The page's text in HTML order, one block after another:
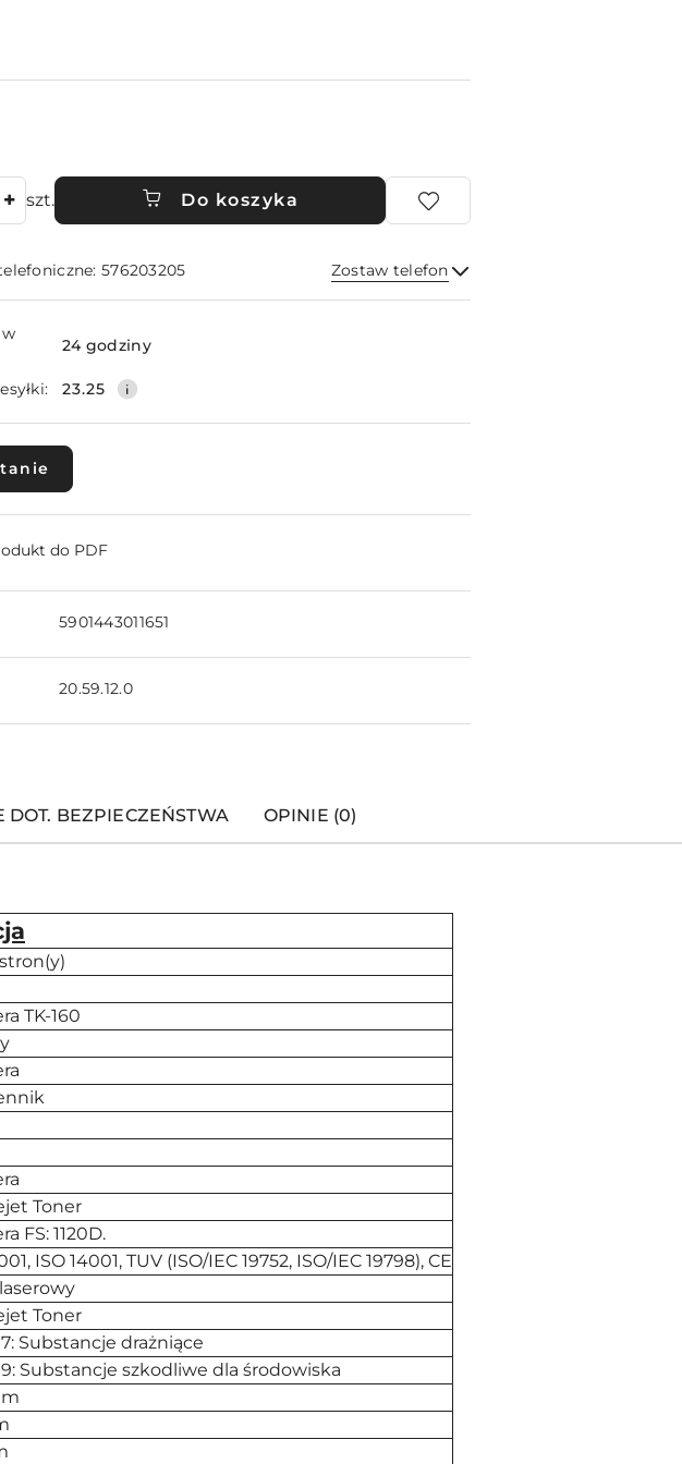
szt. Do koszyka
576203205 Zostaw telefon
Wyślij
w
24 godziny
23.25
do PDF
5901443011651
20.59.12.0
DOT. BEZPIECZEŃSTWA OPINIE (0)
TK-160
Toner
FS: 1120D.
ISO 14001, TUV (ISO/IEC 19752, ISO/IEC 19798), CE
Toner
Substancje drażniące
Substancje szkodliwe dla środowiska